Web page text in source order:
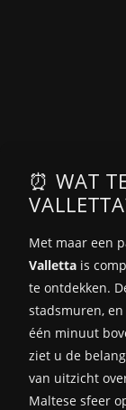
⏰ WAT
Met maar een
Valletta is
te ontdekken.
stadsmuren,
één minuut
ziet u de
van uitzicht
Maltese sfeer